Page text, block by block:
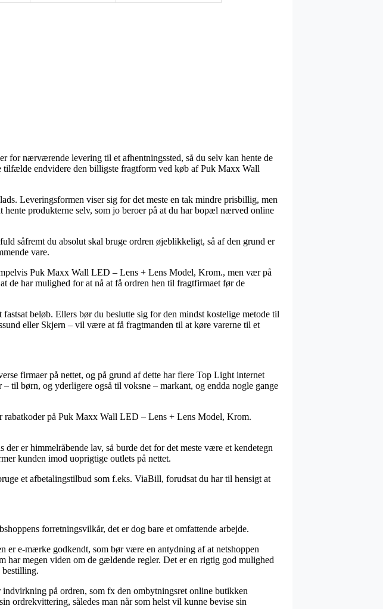
nærværende levering til et afhentningssted, så du selv kan hente de
endvidere den billigste fragtform ved køb af Puk Maxx Wall
Leveringsformen viser sig for det meste en tak mindre prisbillig, men
produkterne selv, som jo beroer på at du har bopæl nærved online
såfremt du absolut skal bruge ordren øjeblikkeligt, så af den grund er
vare.
Puk Maxx Wall LED – Lens + Lens Model, Krom., men vær på
de har mulighed for at nå at få ordren hen til fragtfirmaet før de
beløb. Ellers bør du beslutte sig for den mindst kostelige metode til
eller Skjern – vil være at få fragtmanden til at køre varerne til et
firmaer på nettet, og på grund af dette har flere Top Light internet
til børn, og yderligere også til voksne – markant, og endda nogle gange
rabatkoder på Puk Maxx Wall LED – Lens + Lens Model, Krom.
er himmelråbende lav, så burde det for det meste være et kendetegn
kunden imod uoprigtige outlets på nettet.
et afbetalingstilbud som f.eks. ViaBill, forudsat du har til hensigt at
forretningsvilkår, det er dog bare et omfattende arbejde.
er e-mærke godkendt, som bør være en antydning af at netshoppen
har megen viden om de gældende regler. Det er en rigtig god mulighed
bestilling.
på ordren, som fx den ombytningsret online butikken
ordrekvittering, således man når som helst vil kunne bevise sin